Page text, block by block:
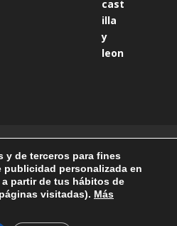
Aviso legal
Carrito
y de terceros para fines
personalizada en
partir de tus hábitos de
visitadas). Más